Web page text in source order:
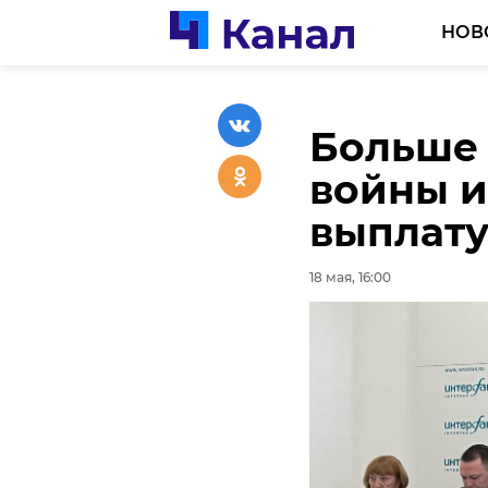
Больше
войны
18 мая, 16:00
За 5
сотни
18 мая, 15:56
Более
за
18 мая, 15:54